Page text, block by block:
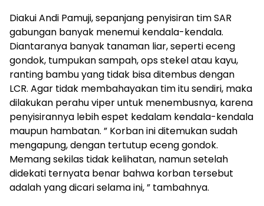
Diakui Andi Pamuji, sepanjang penyisiran tim SAR
gabungan banyak menemui kendala-kendala.
Diantaranya banyak tanaman liar, seperti eceng
gondok, tumpukan sampah, ops stekel atau kayu,
ranting bambu yang tidak bisa ditembus dengan
LCR. Agar tidak membahayakan tim itu sendiri, maka
dilakukan perahu viper untuk menembusnya, karena
penyisirannya lebih espet kedalam kendala-kendala
maupun hambatan. ” Korban ini ditemukan sudah
mengapung, dengan tertutup eceng gondok.
Memang sekilas tidak kelihatan, namun setelah
didekati ternyata benar bahwa korban tersebut
adalah yang dicari selama ini, ” tambahnya.